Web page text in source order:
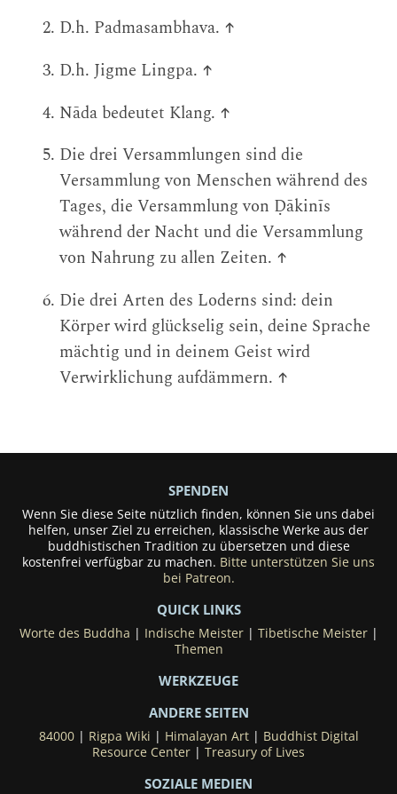
D.h. Padmasambhava. ↑
D.h. Jigme Lingpa. ↑
Nāda bedeutet Klang. ↑
Die drei Versammlungen sind die
Versammlung von Menschen während des
Tages, die Versammlung von Ḍākinīs
während der Nacht und die Versammlung
von Nahrung zu allen Zeiten. ↑
Die drei Arten des Loderns sind: dein
Körper wird glückselig sein, deine Sprache
mächtig und in deinem Geist wird
Verwirklichung aufdämmern. ↑
SPENDEN
Wenn Sie diese Seite nützlich finden, können Sie uns dabei
helfen, unser Ziel zu erreichen, klassische Werke aus der
buddhistischen Tradition zu übersetzen und diese
kostenfrei verfügbar zu machen. Bitte unterstützen Sie uns
bei Patreon.
QUICK LINKS
Worte des Buddha | Indische Meister| Tibetische Meister|
Themen
WERKZEUGE
ANDERE SEITEN
84000| Rigpa Wiki | Himalayan Art| Buddhist Digital
Resource Center | Treasury of Lives
SOZIALE MEDIEN